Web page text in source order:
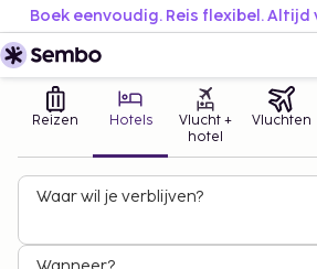
Boek eenvoudig. Reis flexibel.
Reizen Hotels
Vlucht +
hotel
Vluchten
Waar wil je verblijven?